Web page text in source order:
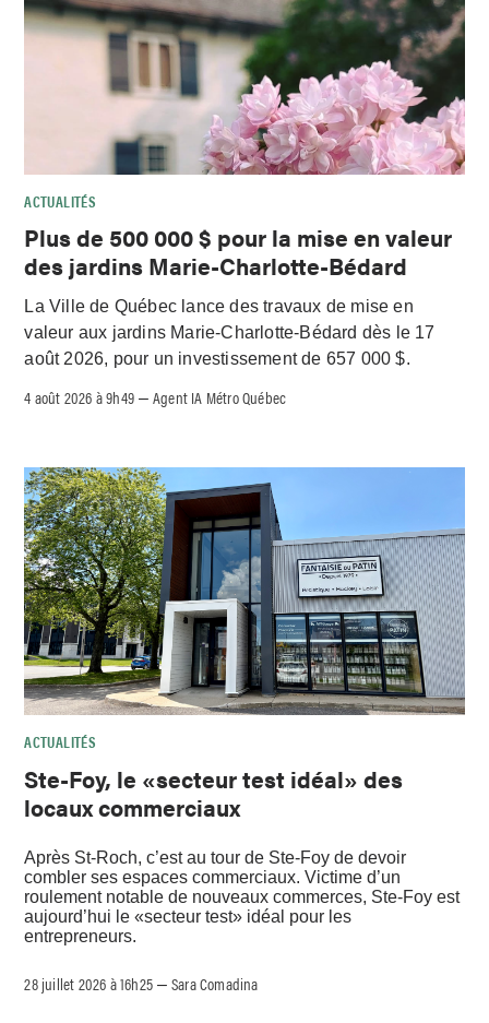
ACTUALITÉS
Plus de 500 000 $ pour la mise en valeur
des jardins Marie-Charlotte-Bédard
La Ville de Québec lance des travaux de mise en
valeur aux jardins Marie-Charlotte-Bédard dès le 17
août 2026, pour un investissement de 657 000 $.
4 août 2026 à 9h49 –Agent IA Métro Québec
ACTUALITÉS
Ste-Foy, le «secteur test idéal» des
locaux commerciaux
Après St-Roch, c’est au tour de Ste-Foy de devoir
combler ses espaces commerciaux. Victime d’un
roulement notable de nouveaux commerces, Ste-Foy est
aujourd’hui le «secteur test» idéal pour les
entrepreneurs.
28 juillet 2026 à 16h25 –Sara Comadina